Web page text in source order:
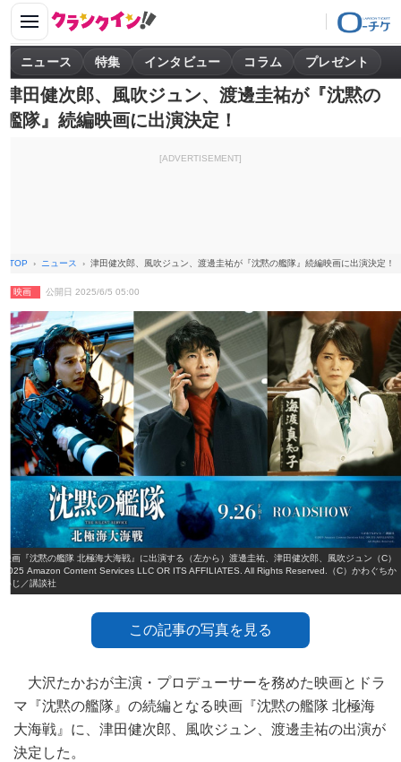
ニュース 特集 インタビュー コラム プレゼント
津田健次郎、風吹ジュン、渡邊圭祐が『沈黙の
艦隊』続編映画に出演決定！
[ADVERTISEMENT]
TOP ニュース 津田健次郎、風吹ジュン、渡邊圭祐が『沈黙の艦隊』続編映画に出演決定！
映画 公開日 2025/6/5 05:00
映画『沈黙の艦隊 北極海大海戦』に出演する（左から）渡邊圭祐、津田健次郎、風吹ジュン（C）
2025 Amazon Content Services LLC OR ITS AFFILIATES. All Rights Reserved.（C）かわぐちか
いじ／講談社
この記事の写真を見る
大沢たかおが主演・プロデューサーを務めた映画とドラ
マ『沈黙の艦隊』の続編となる映画『沈黙の艦隊 北極海
大海戦』に、津田健次郎、風吹ジュン、渡邊圭祐の出演が
決定した。